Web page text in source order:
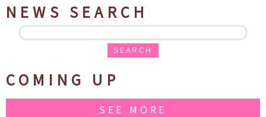
NEWS SEARCH
SEARCH
COMING UP
SEE MORE